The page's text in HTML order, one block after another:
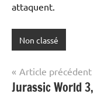
attaquent.
Non classé
Navigation
de
Article précédent
Jurassic World